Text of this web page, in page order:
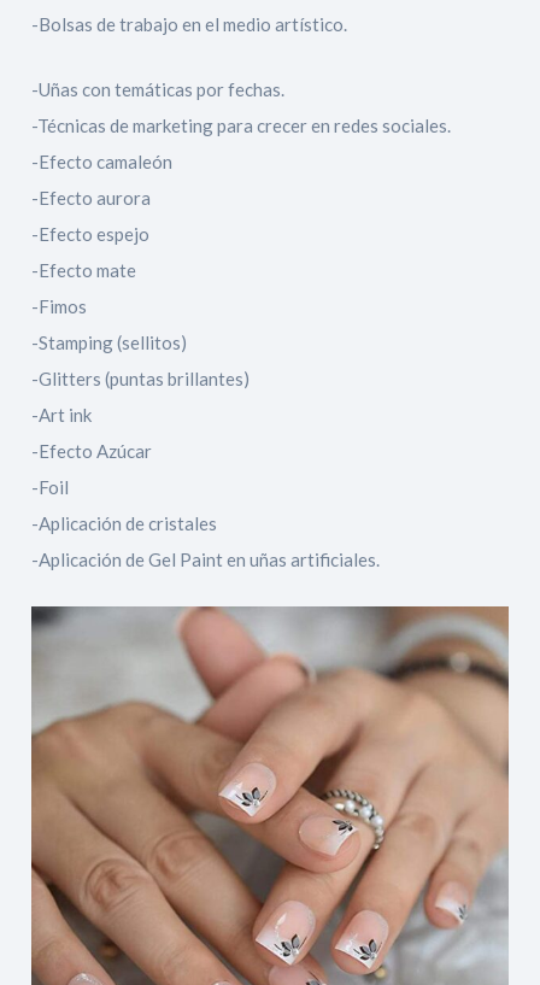
-Bolsas de trabajo en el medio artístico.
-Uñas con temáticas por fechas.
-Técnicas de marketing para crecer en redes sociales.
-Efecto camaleón
-Efecto aurora
​-Efecto espejo
-Efecto mate
-Fimos
-Stamping (sellitos)
-Glitters (puntas brillantes)
​-Art ink
-Efecto Azúcar
-Foil
-Aplicación de cristales
-Aplicación de Gel Paint en uñas artificiales.